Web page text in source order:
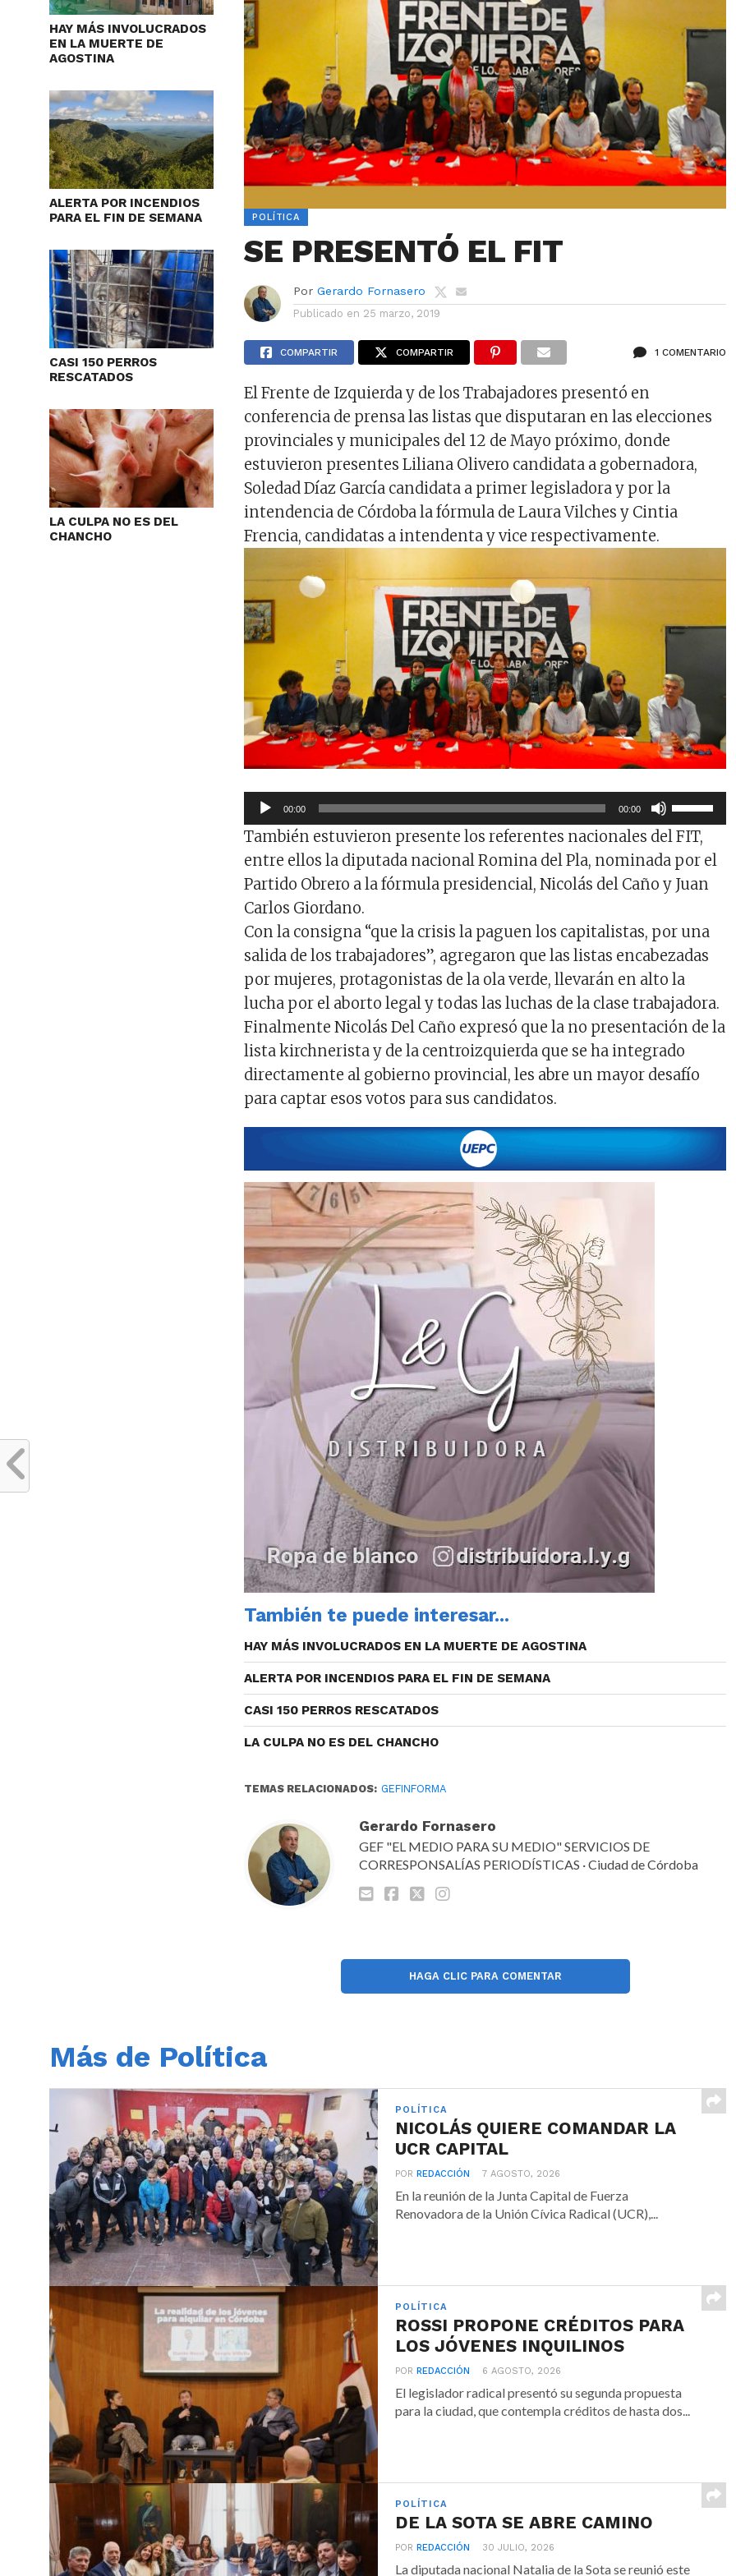
HAY MÁS INVOLUCRADOS
EN LA MUERTE DE
AGOSTINA
ALERTA POR INCENDIOS
PARA EL FIN DE SEMANA
CASI 150 PERROS
RESCATADOS
LA CULPA NO ES DEL
CHANCHO
POLÍTICA
SE PRESENTÓ EL FIT
Por Gerardo Fornasero
Publicado en 25 marzo, 2019
COMPARTIR COMPARTIR 1 COMENTARIO
El Frente de Izquierda y de los Trabajadores presentó en
conferencia de prensa las listas que disputaran en las elecciones
provinciales y municipales del 12 de Mayo próximo, donde
estuvieron presentes Liliana Olivero candidata a gobernadora,
Soledad Díaz García candidata a primer legisladora y por la
intendencia de Córdoba la fórmula de Laura Vilches y Cintia
Frencia, candidatas a intendenta y vice respectivamente.
Reproductor
de
audio
00:00 00:00
Utiliza
las
teclas
de
flecha
para
aumentar
o
disminuir
el
volumen.
También estuvieron presente los referentes nacionales del FIT,
entre ellos la diputada nacional Romina del Pla, nominada por el
Partido Obrero a la fórmula presidencial, Nicolás del Caño y Juan
Carlos Giordano.
Con la consigna “que la crisis la paguen los capitalistas, por una
salida de los trabajadores”, agregaron que las listas encabezadas
por mujeres, protagonistas de la ola verde, llevarán en alto la
lucha por el aborto legal y todas las luchas de la clase trabajadora.
Finalmente Nicolás Del Caño expresó que la no presentación de la
lista kirchnerista y de la centroizquierda que se ha integrado
directamente al gobierno provincial, les abre un mayor desafío
para captar esos votos para sus candidatos.
También te puede interesar...
HAY MÁS INVOLUCRADOS EN LA MUERTE DE AGOSTINA
ALERTA POR INCENDIOS PARA EL FIN DE SEMANA
CASI 150 PERROS RESCATADOS
LA CULPA NO ES DEL CHANCHO
TEMAS RELACIONADOS: GEFINFORMA
Gerardo Fornasero
GEF "EL MEDIO PARA SU MEDIO" SERVICIOS DE
CORRESPONSALÍAS PERIODÍSTICAS · Ciudad de Córdoba
HAGA CLIC PARA COMENTAR
Más de Política
POLÍTICA
NICOLÁS QUIERE COMANDAR LA
UCR CAPITAL
POR REDACCIÓN 7 AGOSTO, 2026
En la reunión de la Junta Capital de Fuerza
Renovadora de la Unión Cívica Radical (UCR),...
POLÍTICA
ROSSI PROPONE CRÉDITOS PARA
LOS JÓVENES INQUILINOS
POR REDACCIÓN 6 AGOSTO, 2026
El legislador radical presentó su segunda propuesta
para la ciudad, que contempla créditos de hasta dos...
POLÍTICA
DE LA SOTA SE ABRE CAMINO
POR REDACCIÓN 30 JULIO, 2026
La diputada nacional Natalia de la Sota se reunió este